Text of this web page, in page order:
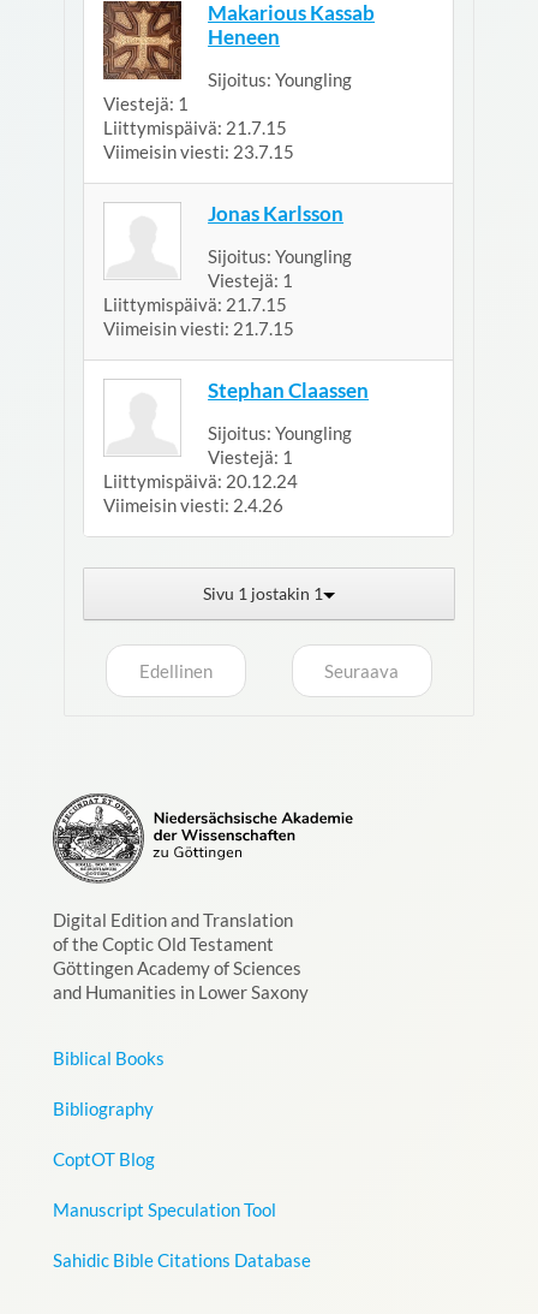
Makarious Kassab
Heneen
Sijoitus: Youngling
Viestejä: 1
Liittymispäivä: 21.7.15
Viimeisin viesti: 23.7.15
Jonas Karlsson
Sijoitus: Youngling
Viestejä: 1
Liittymispäivä: 21.7.15
Viimeisin viesti: 21.7.15
Stephan Claassen
Sijoitus: Youngling
Viestejä: 1
Liittymispäivä: 20.12.24
Viimeisin viesti: 2.4.26
Sivu 1 jostakin 1
Edellinen Seuraava
Digital Edition and Translation
of the Coptic Old Testament
Göttingen Academy of Sciences
and Humanities in Lower Saxony
Biblical Books
Bibliography
CoptOT Blog
Manuscript Speculation Tool
Sahidic Bible Citations Database